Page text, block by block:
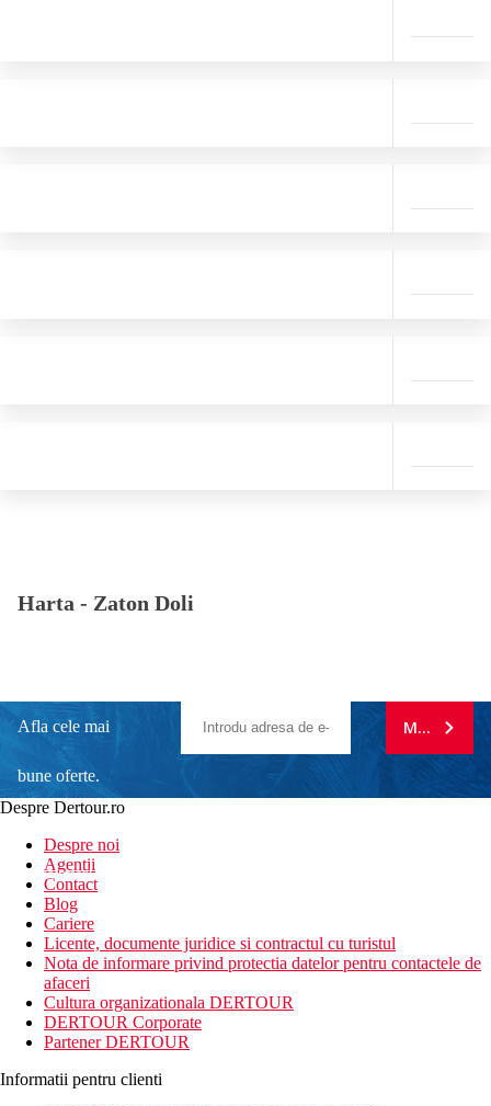
Harta - Zaton Doli
Afla cele mai
bune oferte.
newsletter!
MA
Despre Dertour.ro
Despre noi
Agentii
Contact
Blog
Cariere
Licente, documente juridice si contractul cu turistul
Nota de informare privind protectia datelor pentru contactele de
afaceri
Cultura organizationala DERTOUR
DERTOUR Corporate
Partener DERTOUR
Informatii pentru clienti